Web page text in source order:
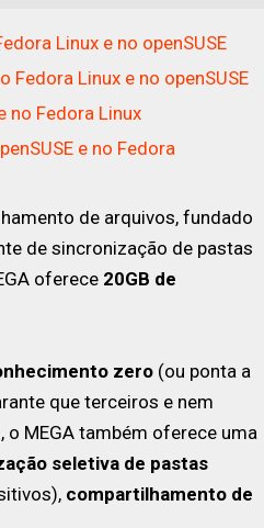
Linux e no openSUSE
Fedora Linux e no openSUSE
no Fedora Linux
e no Fedora
de arquivos, fundado
de sincronização de pastas
oferece 20GB de
zero (ou ponta a
que terceiros e nem
MEGA também oferece uma
seletiva de pastas
compartilhamento de